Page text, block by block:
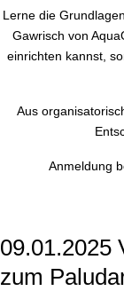
Lerne die
Gawrisch von
einrichten kannst,
Aus
Anmeldung
09.01.2025
zum